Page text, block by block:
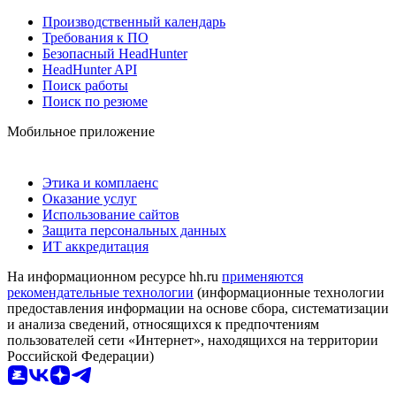
Производственный календарь
Требования к ПО
Безопасный HeadHunter
HeadHunter API
Поиск работы
Поиск по резюме
Мобильное приложение
Этика и комплаенс
Оказание услуг
Использование сайтов
Защита персональных данных
ИТ аккредитация
На информационном ресурсе hh.ru применяются
рекомендательные технологии (информационные технологии
предоставления информации на основе сбора, систематизации
и анализа сведений, относящихся к предпочтениям
пользователей сети «Интернет», находящихся на территории
Российской Федерации)